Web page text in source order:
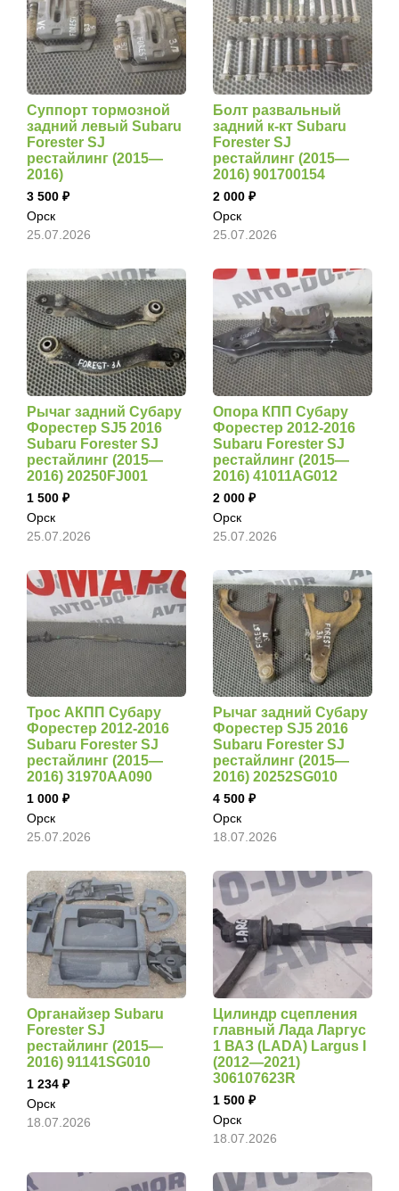
Суппорт тормозной
задний левый Subaru
Forester SJ
рестайлинг (2015—
2016)
3 500
Орск
25.07.2026
Болт развальный
задний к-кт Subaru
Forester SJ
рестайлинг (2015—
2016) 901700154
2 000
Орск
25.07.2026
Рычаг задний Субару
Форестер SJ5 2016
Subaru Forester SJ
рестайлинг (2015—
2016) 20250FJ001
1 500
Орск
25.07.2026
Опора КПП Субару
Форестер 2012-2016
Subaru Forester SJ
рестайлинг (2015—
2016) 41011AG012
2 000
Орск
25.07.2026
Трос АКПП Субару
Форестер 2012-2016
Subaru Forester SJ
рестайлинг (2015—
2016) 31970AA090
1 000
Орск
25.07.2026
Рычаг задний Субару
Форестер SJ5 2016
Subaru Forester SJ
рестайлинг (2015—
2016) 20252SG010
4 500
Орск
18.07.2026
Органайзер Subaru
Forester SJ
рестайлинг (2015—
2016) 91141SG010
1 234
Орск
18.07.2026
Цилиндр сцепления
главный Лада Ларгус
1 ВАЗ (LADA) Largus I
(2012—2021)
306107623R
1 500
Орск
18.07.2026